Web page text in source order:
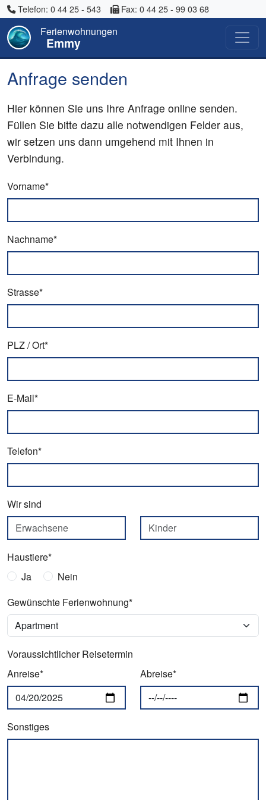
Telefon: 0 44 25 - 543 Fax: 0 44 25 - 99 03 68
Ferienwohnungen
Emmy
Anfrage senden
Hier können Sie uns Ihre Anfrage online senden.
Füllen Sie bitte dazu alle notwendigen Felder aus,
wir setzen uns dann umgehend mit Ihnen in
Verbindung.
Vorname*
Nachname*
Strasse*
PLZ / Ort*
E-Mail*
Telefon*
Wir sind
Haustiere*
Ja
Nein
Gewünschte Ferienwohnung*
Voraussichtlicher Reisetermin
Anreise*
Abreise*
Sonstiges